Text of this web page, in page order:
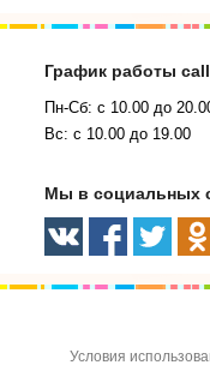
График работы
Пн-Сб: с 10.00 до
Вс: с 10.00 до 19.00
Мы в социальных
Условия